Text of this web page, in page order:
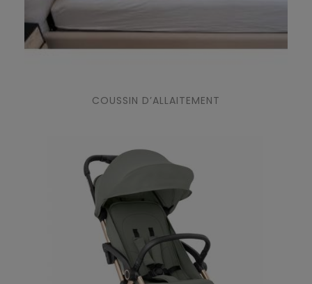
COUSSIN D’ALLAITEMENT